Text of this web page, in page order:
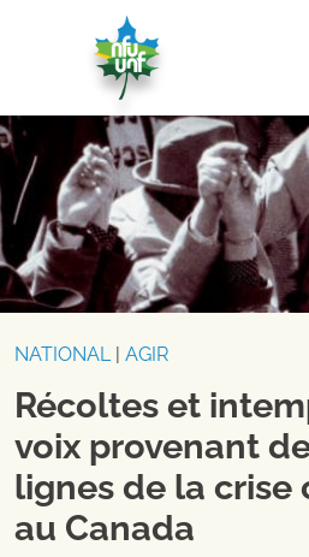
Aller au contenu
NATIONAL| AGIR
Récoltes et
voix provenant
lignes de la crise
au Canada